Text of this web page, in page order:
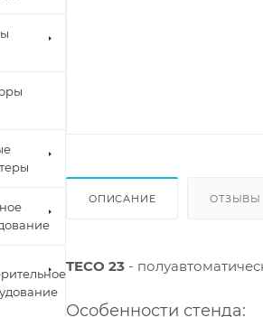
ОПИСАНИЕ ОТЗЫВЫ
TECO 23 -
Особенности стенда: